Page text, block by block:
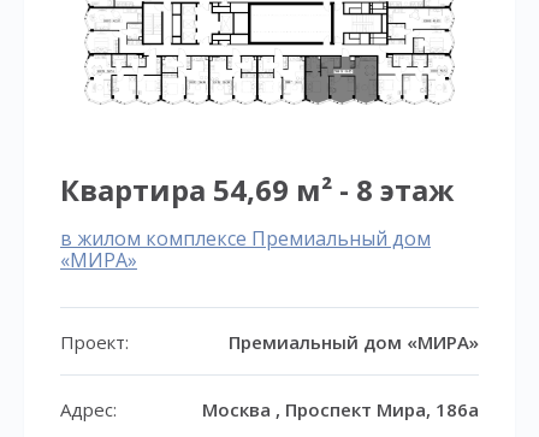
Квартира 54,69 м² - 8 этаж
в жилом комплексе Премиальный дом
«МИРА»
Проект: Премиальный дом «МИРА»
Адрес: Москва , Проспект Мира, 186а